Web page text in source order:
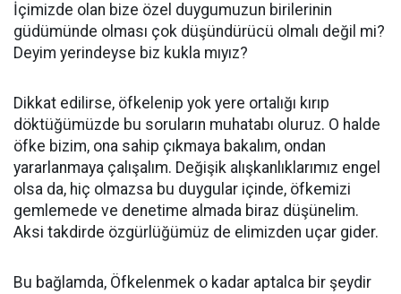
İçimizde olan bize özel duygumuzun birilerinin
güdümünde olması çok düşündürücü olmalı değil mi?
Deyim yerindeyse biz kukla mıyız?
Dikkat edilirse, öfkelenip yok yere ortalığı kırıp
döktüğümüzde bu soruların muhatabı oluruz. O halde
öfke bizim, ona sahip çıkmaya bakalım, ondan
yararlanmaya çalışalım. Değişik alışkanlıklarımız engel
olsa da, hiç olmazsa bu duygular içinde, öfkemizi
gemlemede ve denetime almada biraz düşünelim.
Aksi takdirde özgürlüğümüz de elimizden uçar gider.
Bu bağlamda, Öfkelenmek o kadar aptalca bir şeydir